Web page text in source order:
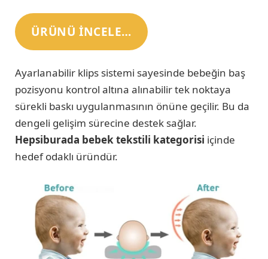
ÜRÜNÜ INCELE…
Ayarlanabilir klips sistemi sayesinde bebeğin baş
pozisyonu kontrol altına alınabilir tek noktaya
sürekli baskı uygulanmasının önüne geçilir. Bu da
dengeli gelişim sürecine destek sağlar.
Hepsiburada bebek tekstili kategorisi içinde
hedef odaklı üründür.